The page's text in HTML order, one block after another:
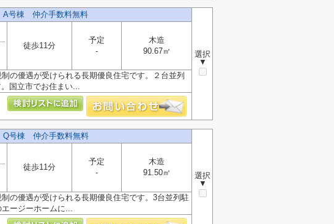
号棟 仲介手数料無料
選択
▼
徒歩11分
予定
-
木造
90.67㎡
の優遇が受けられる長期優良住宅です。２台並列
国立市でお住まい...
号棟 仲介手数料無料
選択
▼
徒歩11分
予定
-
木造
91.50㎡
の優遇が受けられる長期優良住宅です。3台並列駐
ージーホームに...